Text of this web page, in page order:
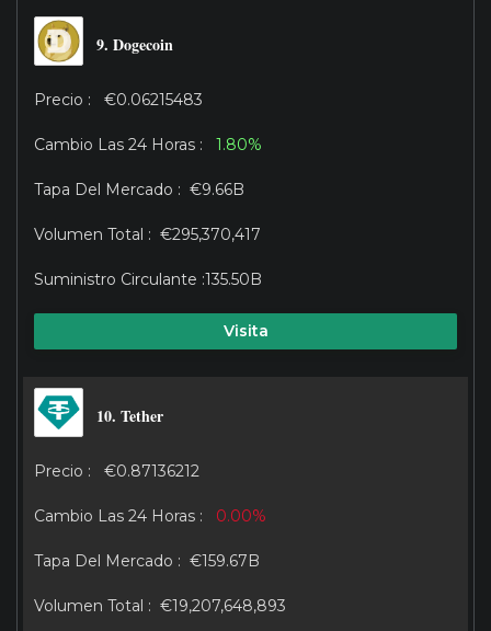
9. Dogecoin
€0.06215483
1.80%
€9.66B
€295,370,417
135.50B
Visita
10. Tether
€0.87136212
0.00%
€159.67B
€19,207,648,893